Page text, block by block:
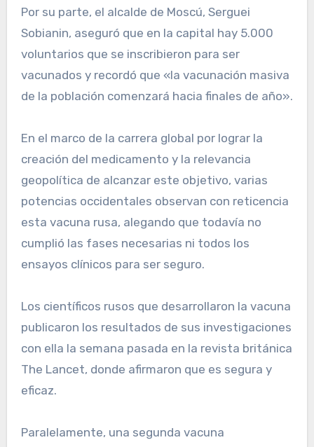
Por su parte, el alcalde de Moscú, Serguei
Sobianin, aseguró que en la capital hay 5.000
voluntarios que se inscribieron para ser
vacunados y recordó que «la vacunación masiva
de la población comenzará hacia finales de año».
En el marco de la carrera global por lograr la
creación del medicamento y la relevancia
geopolítica de alcanzar este objetivo, varias
potencias occidentales observan con reticencia
esta vacuna rusa, alegando que todavía no
cumplió las fases necesarias ni todos los
ensayos clínicos para ser seguro.
Los científicos rusos que desarrollaron la vacuna
publicaron los resultados de sus investigaciones
con ella la semana pasada en la revista británica
The Lancet, donde afirmaron que es segura y
eficaz.
Paralelamente, una segunda vacuna